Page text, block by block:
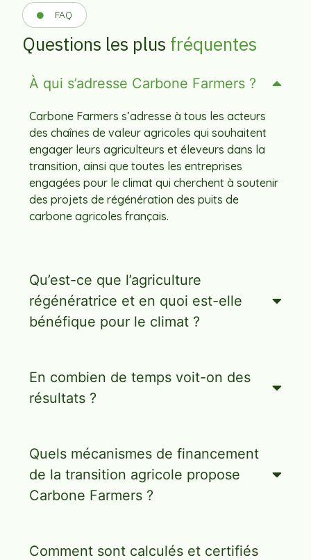
FAQ
Questions les plus fréquentes
À qui s’adresse Carbone Farmers ?
Carbone Farmers s’adresse à tous les acteurs
des chaînes de valeur agricoles qui souhaitent
engager leurs agriculteurs et éleveurs dans la
transition, ainsi que toutes les entreprises
engagées pour le climat qui cherchent à soutenir
des projets de régénération des puits de
carbone agricoles français.
Qu’est-ce que l’agriculture
régénératrice et en quoi est-elle
bénéfique pour le climat ?
En combien de temps voit-on des
résultats ?
Quels mécanismes de financement
de la transition agricole propose
Carbone Farmers ?
Comment sont calculés et certifiés